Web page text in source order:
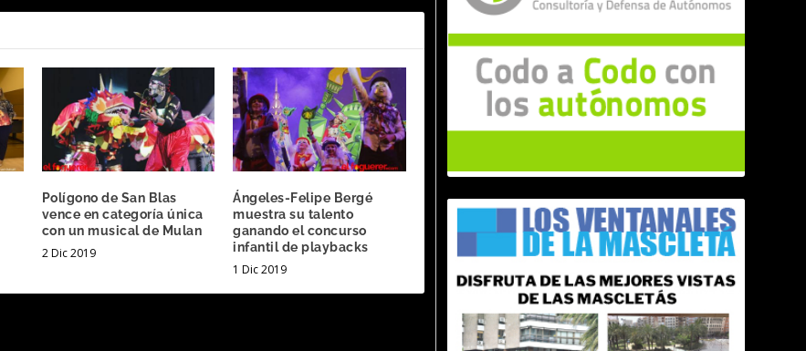
Polígono de San Blas
vence en categoría única
con un musical de Mulan
2 Dic 2019
Ángeles-Felipe Bergé
muestra su talento
ganando el concurso
infantil de playbacks
1 Dic 2019